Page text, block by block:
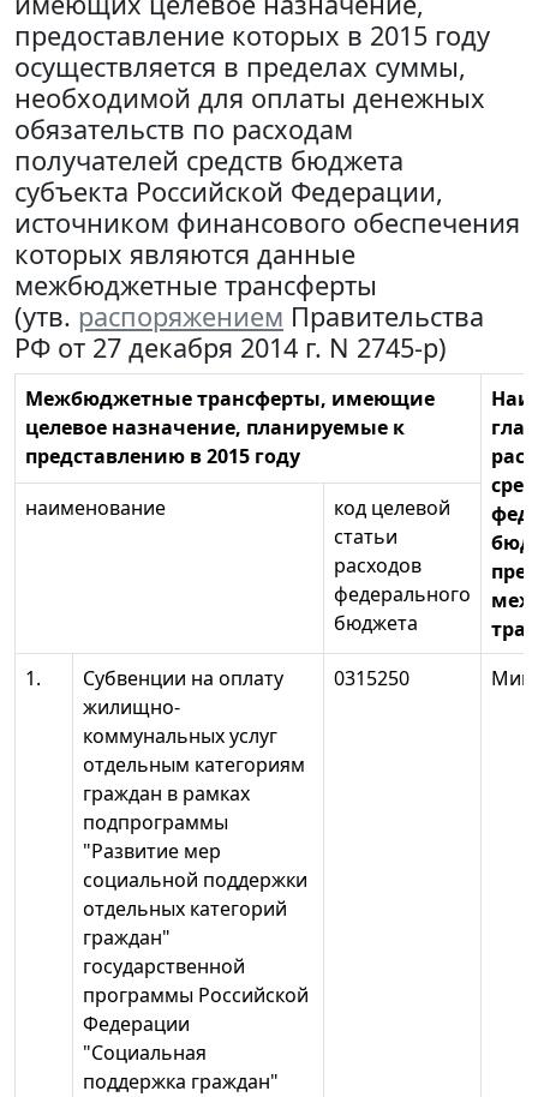
предоставление которых в 2015 году
осуществляется в пределах суммы,
необходимой для оплаты денежных
обязательств по расходам
получателей средств бюджета
субъекта Российской Федерации,
источником финансового обеспечения
которых являются данные
межбюджетные трансферты
(утв. распоряжением Правительства
РФ от 27 декабря 2014 г. N 2745-р)
Межбюджетные трансферты, имеющие
целевое назначение, планируемые к
представлению в 2015 году
наименование
код целевой
статьи
расходов
федерального
бюджета
1.
Субвенции на оплату
жилищно-
коммунальных услуг
отдельным категориям
граждан в рамках
подпрограммы
"Развитие мер
социальной поддержки
отдельных категорий
граждан"
государственной
программы Российской
Федерации
"Социальная
поддержка граждан"
0315250